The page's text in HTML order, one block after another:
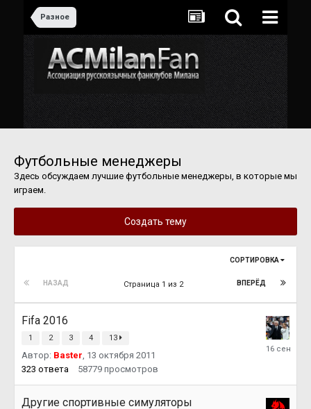
Разное
Футбольные менеджеры
Здесь обсуждаем лучшие футбольные менеджеры, в которые мы
играем.
Создать тему
СОРТИРОВКА
НАЗАД ВПЕРЁД
Страница 1 из 2
Fifa 2016
1 2 3 4 13
Автор: Baster, 13 октября 2011
323 ответа 58779 просмотров
16
Другие спортивные симуляторы